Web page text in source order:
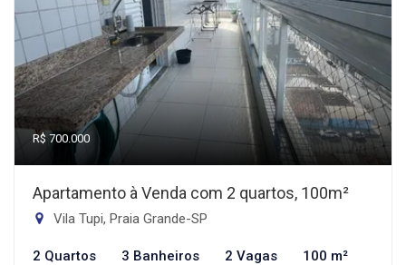
R$ 700.000
Apartamento à Venda com 2 quartos, 100m²
Vila Tupi, Praia Grande-SP
2 Quartos 3 Banheiros 2 Vagas 100 m²